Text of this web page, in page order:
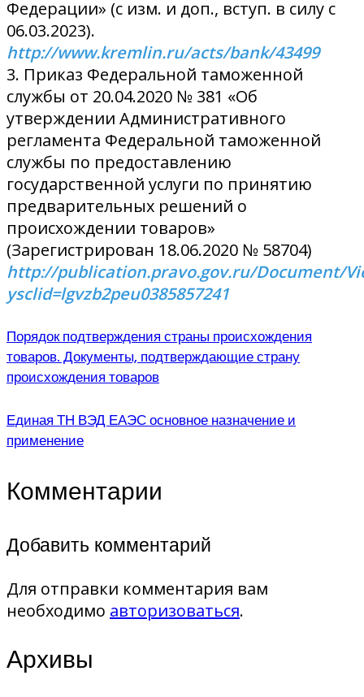
Федерации» (с изм. и доп., вступ. в силу с
06.03.2023).
http://www.kremlin.ru/acts/bank/43499
3. Приказ Федеральной таможенной
службы от 20.04.2020 № 381 «Об
утверждении Административного
регламента Федеральной таможенной
службы по предоставлению
государственной услуги по принятию
предварительных решений о
происхождении товаров»
(Зарегистрирован 18.06.2020 № 58704)
http://publication.pravo.gov.ru/Document/
ysclid=lgvzb2peu0385857241
Порядок подтверждения страны происхождения
товаров. Документы, подтверждающие страну
происхождения товаров
Единая ТН ВЭД ЕАЭС основное назначение и
применение
Комментарии
Добавить комментарий
Для отправки комментария вам
необходимо авторизоваться.
Архивы